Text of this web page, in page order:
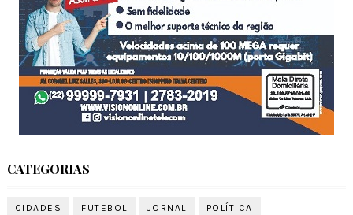
CATEGORIAS
CIDADES FUTEBOL JORNAL POLÍTICA